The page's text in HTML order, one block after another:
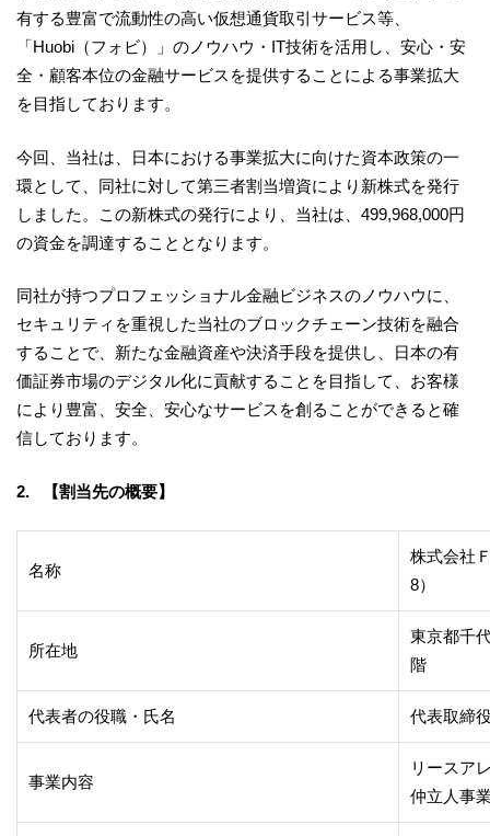
有する豊富で流動性の高い仮想通貨取引サービス等、
「Huobi（フォビ）」のノウハウ・IT技術を活用し、安心・安
全・顧客本位の金融サービスを提供することによる事業拡大
を目指しております。
今回、当社は、日本における事業拡大に向けた資本政策の一
環として、同社に対して第三者割当増資により新株式を発行
しました。この新株式の発行により、当社は、499,968,000円
の資金を調達することとなります。
同社が持つプロフェッショナル金融ビジネスのノウハウに、
セキュリティを重視した当社のブロックチェーン技術を融合
することで、新たな金融資産や決済手段を提供し、日本の有
価証券市場のデジタル化に貢献することを目指して、お客様
により豊富、安全、安心なサービスを創ることができると確
信しております。
2. 【割当先の概要】
名称
株式会社
8）
所在地
東京都千
階
代表者の役職・氏名 代表取締
事業内容
リースア
仲立人事